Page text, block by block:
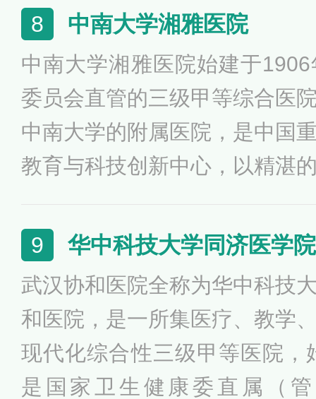
科、山东省重点学科、山东省
床医学中心、山东省泰山学者
博士和硕士学位授予点、博士
耳蜗植入定点医院、国家卫健
培训基地和内镜医师培训基地
诊治中心。
8 中南大学湘雅医院
中南大学湘雅医院始建于
委员会直管的三级甲等综合医
中南大学的附属医院，是中国
教育与科技创新中心，以精湛
的医学教育实力。具备本科生
培和专培毕业后医学教育、进
整教学体系，首批入选国家临
是中国住院医师培训精英教学
科医师培训基地获批数量位居
9 华中科技大学同济医学
武汉协和医院全称为华中科技
和医院，是一所集医疗、教学
现代化综合性三级甲等医院，
是国家卫生健康委直属（